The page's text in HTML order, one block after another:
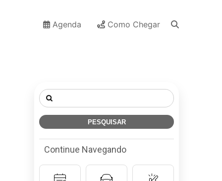
Agenda Como Chegar
Pesquisar
por:
Continue Navegando